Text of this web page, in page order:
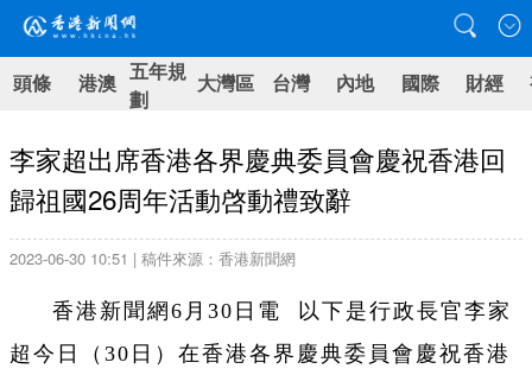
頭條 港澳 五年規
劃
大灣區 台灣 內地 國際 財經
李家超出席香港各界慶典委員會慶祝香港回
歸祖國26周年活動啓動禮致辭
2023-06-30 10:51 | 稿件來源：香港新聞網
香港新聞網6月30日電 以下是行政長官李家
超今日（30日）在香港各界慶典委員會慶祝香港